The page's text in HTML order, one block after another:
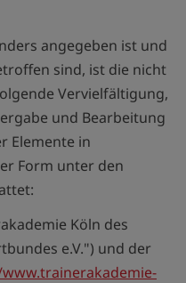
angegeben ist und
sind, ist die nicht
Vervielfältigung,
und Bearbeitung
Elemente in
Form unter den
Köln des
e.V.") und der